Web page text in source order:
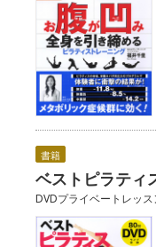
書籍
ベストピラティ
DVDプライベートレッス